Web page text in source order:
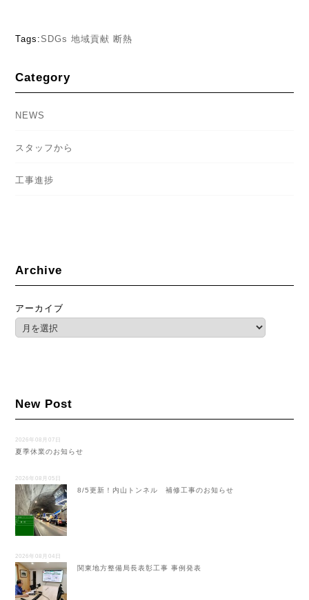
Tags:SDGs 地域貢献 断熱
Category
NEWS
スタッフから
工事進捗
Archive
アーカイブ
New Post
2026年08月07日
夏季休業のお知らせ
2026年08月05日
8/5更新！内山トンネル 補修工事のお知らせ
2026年08月04日
関東地方整備局長表彰工事 事例発表